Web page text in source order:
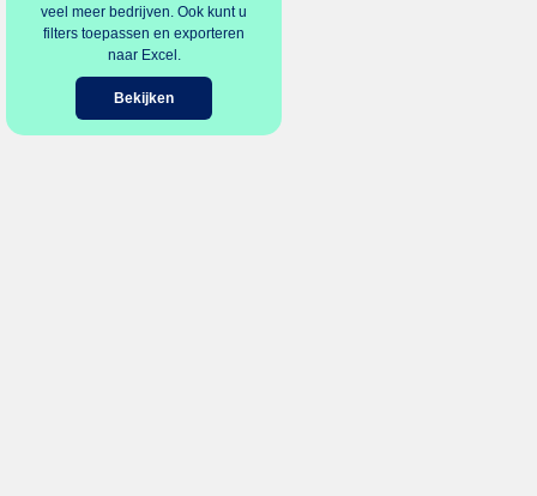
veel meer bedrijven. Ook kunt u
filters toepassen en exporteren
naar Excel.
Bekijken